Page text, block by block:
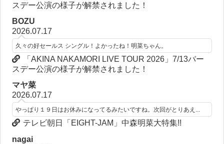
スデー公演の様子が解禁されました！
BOZU
2026.07.17
久々の好セールス シングル！よかったね！明菜ちゃん。
「AKINA NAKAMORI LIVE TOUR 2026」7/13バー
スデー公演の様子が解禁されました！
マヤ菜
2026.07.17
やっぱり１９日はお休みになってるみたいですね。次回がとりあえ...
テレビ朝日「EIGHT-JAM」中森明菜大特集!!
nagai